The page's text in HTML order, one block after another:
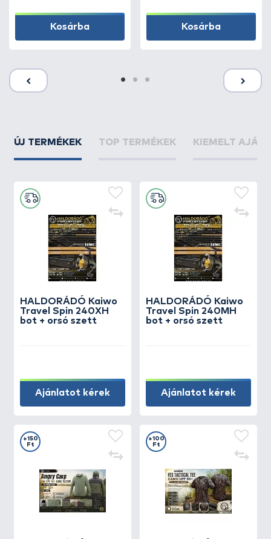
Kosárba Kosárba
ÚJ TERMÉKEK TOP TERMÉKEK KIEMELT
HALDORÁDÓ Kaiwo
Travel Spin 240XH
bot + orsó szett
Ajánlatot kérek
HALDORÁDÓ Kaiwo
Travel Spin 240MH
bot + orsó szett
Ajánlatot kérek
+150
Ft
+100
Ft